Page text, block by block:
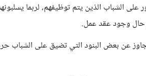
الشباب الذين يتم توظيفهم، لربما
حال وجود عقد عمل.
عن بعض البنود التي تضيق على الشباب